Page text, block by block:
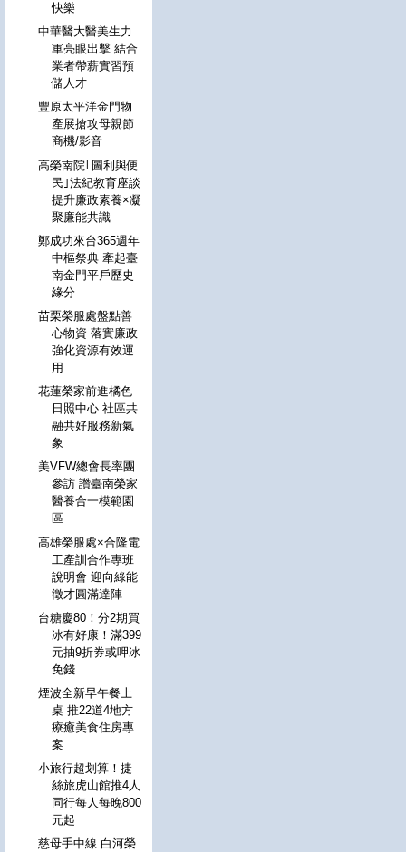
快樂
中華醫大醫美生力
軍亮眼出擊 結合
業者帶薪實習預
儲人才
豐原太平洋金門物
產展搶攻母親節
商機/影音
高榮南院｢圖利與便
民｣法紀教育座談
提升廉政素養×凝
聚廉能共識
鄭成功來台365週年
中樞祭典 牽起臺
南金門平戶歷史
緣分
苗栗榮服處盤點善
心物資 落實廉政
強化資源有效運
用
花蓮榮家前進橘色
日照中心 社區共
融共好服務新氣
象
美VFW總會長率團
參訪 讚臺南榮家
醫養合一模範園
區
高雄榮服處×合隆電
工產訓合作專班
說明會 迎向綠能
徵才圓滿達陣
台糖慶80！分2期買
冰有好康！滿399
元抽9折券或呷冰
免錢
煙波全新早午餐上
桌 推22道4地方
療癒美食住房專
案
小旅行超划算！捷
絲旅虎山館推4人
同行每人每晚800
元起
慈母手中線 白河榮